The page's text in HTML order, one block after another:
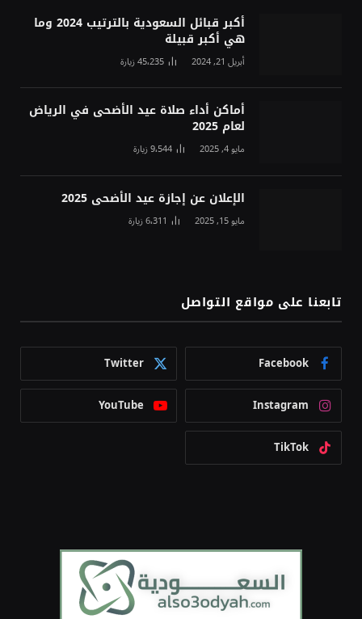
أكبر قبائل السعودية بالترتيب 2024 وما
هي أكبر قبيلة
أبريل 21, 2024 45٬235زيارة
أماكن أداء صلاة عيد الأضحى في الرياض
لعام 2025
مايو 4, 2025 9٬544زيارة
الإعلان عن إجازة عيد الأضحى 2025
مايو 15, 2025 6٬311زيارة
تابعنا على مواقع التواصل
Facebook
Twitter
Instagram
YouTube
TikTok